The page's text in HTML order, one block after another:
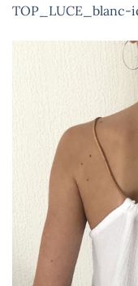
TOP_LUCE_blanc-